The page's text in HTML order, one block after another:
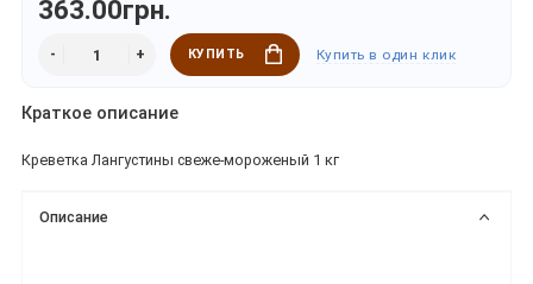
363.00грн.
КУПИТЬ Купить в один клик
Краткое описание
Креветка Лангустины свеже-мороженый 1 кг
Описание